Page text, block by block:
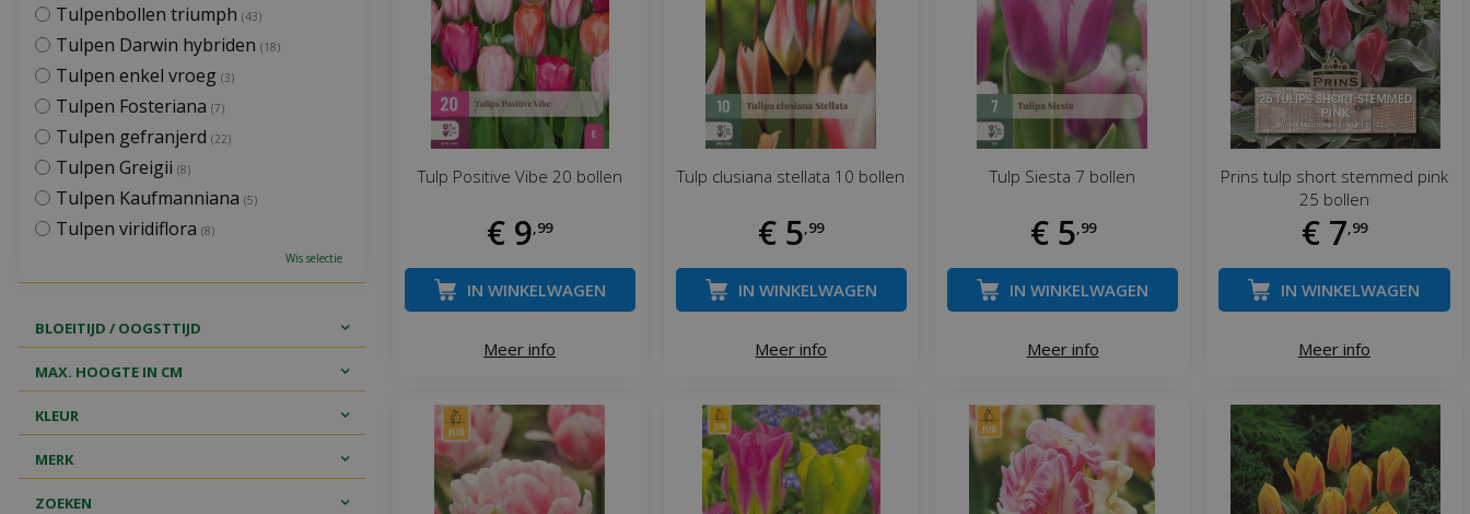
Tulp Positive Vibe 20 bollen
€ 9 99
Meer info
IN WINKELWAGEN
Tulp clusiana stellata 10 bollen
€ 5 99
Meer info
IN WINKELWAGEN
Tulp Siesta 7 bollen
€ 5 99
Meer info
IN WINKELWAGEN
Prins tulp short stemmed pink
25 bollen
€ 7 99
Meer info
IN WINKELWAGEN
Tulpenbollen triumph (43)
Tulpen Darwin hybriden (18)
Tulpen enkel vroeg (3)
Tulpen Fosteriana (7)
Tulpen gefranjerd (22)
Tulpen Greigii (8)
Tulpen Kaufmanniana (5)
Tulpen viridiflora (8)
Wis selectie
BLOEITIJD / OOGSTTIJD
MAX. HOOGTE IN CM
KLEUR
MERK
ZOEKEN